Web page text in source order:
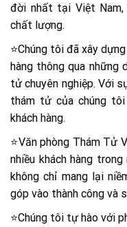
đời nhất tại Việt
chất lượng.
⭐Chúng tôi đã xây
hàng thông qua những
tử chuyên nghiệp. Với
thám tử của chúng
khách hàng.
⭐Văn phòng Thám Tử
nhiều khách hàng
không chỉ mang lại
góp vào thành công và
⭐Chúng tôi tự hào với